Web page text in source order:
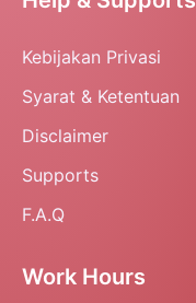
Kebijakan Privasi
Syarat & Ketentuan
Disclaimer
Supports
F.A.Q
Work Hours